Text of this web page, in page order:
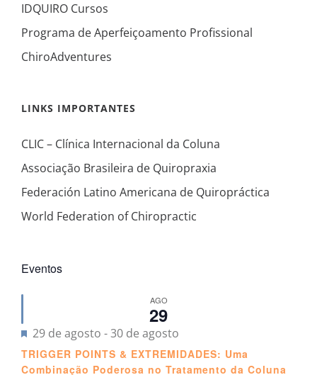
IDQUIRO Cursos
Programa de Aperfeiçoamento Profissional
ChiroAdventures
LINKS IMPORTANTES
CLIC – Clínica Internacional da Coluna
Associação Brasileira de Quiropraxia
Federación Latino Americana de Quiropráctica
World Federation of Chiropractic
Eventos
AGO
29
Destacado
29 de agosto -30 de agosto
TRIGGER POINTS & EXTREMIDADES: Uma
Combinação Poderosa no Tratamento da Coluna